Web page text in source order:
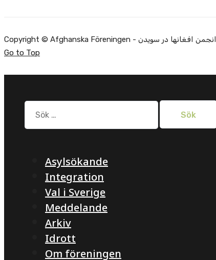
Go to Top
Sök
efter:
Asylsökande
Integration
Val i Sverige
Meddelande
Arkiv
Idrott
Om föreningen